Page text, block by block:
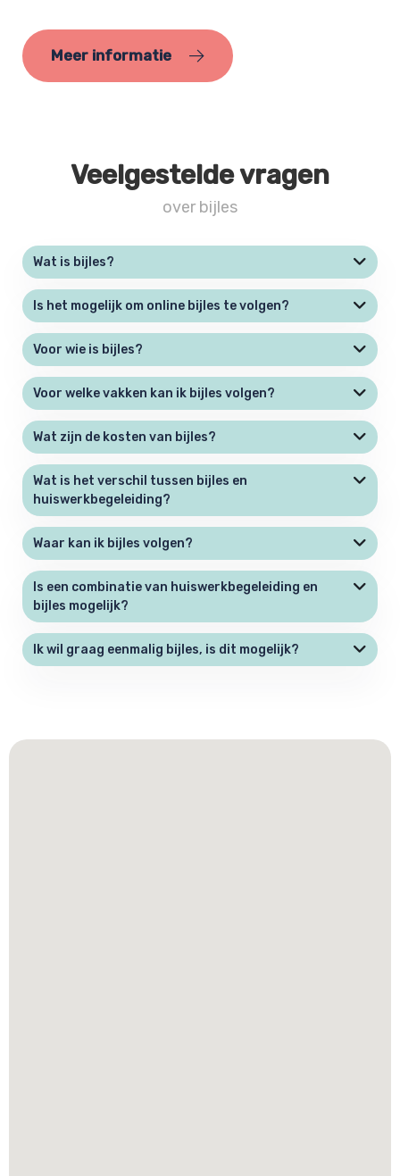
Meer informatie
Veelgestelde vragen
over bijles
Wat is bijles?
Is het mogelijk om online bijles te volgen?
Voor wie is bijles?
Voor welke vakken kan ik bijles volgen?
Wat zijn de kosten van bijles?
Wat is het verschil tussen bijles en
huiswerkbegeleiding?
Waar kan ik bijles volgen?
Is een combinatie van huiswerkbegeleiding en
bijles mogelijk?
Ik wil graag eenmalig bijles, is dit mogelijk?